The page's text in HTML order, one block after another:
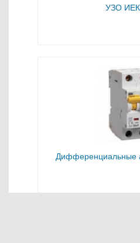
УЗО ИЕК
Дифференциальные